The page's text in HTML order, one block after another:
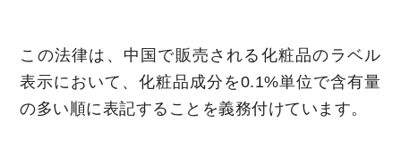
この法律は、中国で販売される化粧品のラベル
表示において、化粧品成分を0.1%単位で含有量
の多い順に表記することを義務付けています。